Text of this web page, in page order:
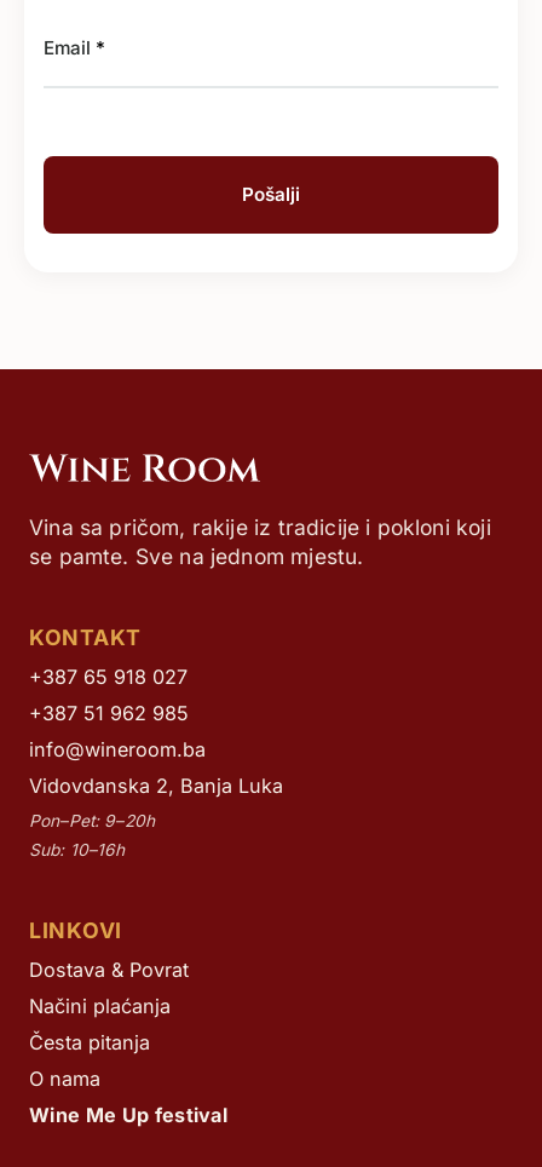
Email *
Vina sa pričom, rakije iz tradicije i pokloni koji
se pamte. Sve na jednom mjestu.
KONTAKT
+387 65 918 027
+387 51 962 985
info@wineroom.ba
Vidovdanska 2, Banja Luka
Pon–Pet: 9–20h
Sub: 10–16h
LINKOVI
Dostava & Povrat
Načini plaćanja
Česta pitanja
O nama
Wine Me Up festival